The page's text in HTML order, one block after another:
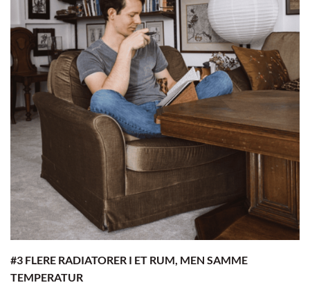
#3 FLERE RADIATORER I ET RUM, MEN SAMME
TEMPERATUR